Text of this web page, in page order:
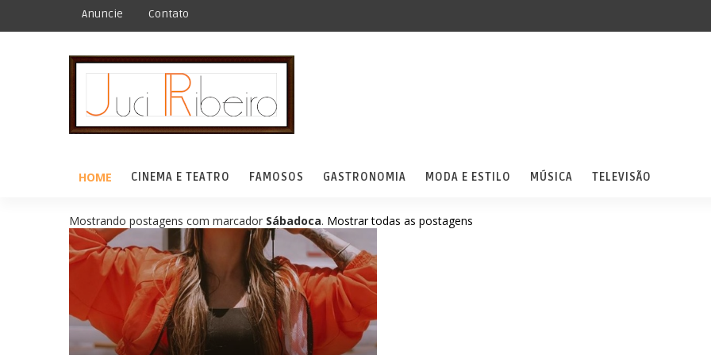
Anuncie Contato
HOME CINEMA E TEATRO FAMOSOS GASTRONOMIA MODA E ESTILO MÚSICA TELEVISÃO
Mostrando postagens com marcador Sábadoca. Mostrar todas as postagens